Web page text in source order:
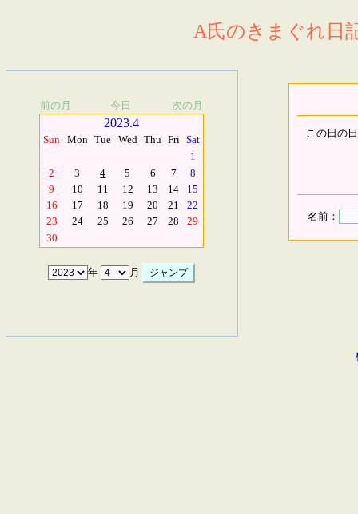
A氏のきまぐれ日
前の月 今日 次の月
2023.4
Sun Mon Tue Wed Thu Fri Sat
1
2
3 4 5 6 7
8
9
10 11 12 13 14
15
16
17 18 19 20 21
22
23
24 25 26 27 28
29
30
年 月
この日の
名前：